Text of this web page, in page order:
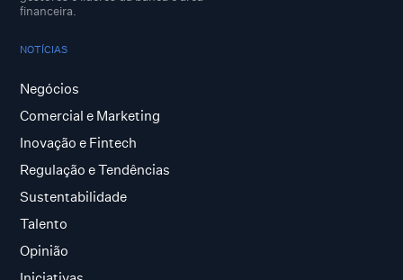
financeira.
NOTÍCIAS
Negócios
Comercial e Marketing
Inovação e Fintech
Regulação e Tendências
Sustentabilidade
Talento
Opinião